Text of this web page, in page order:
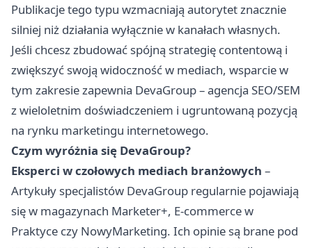
Publikacje tego typu wzmacniają autorytet znacznie
silniej niż działania wyłącznie w kanałach własnych.
Jeśli chcesz zbudować spójną strategię contentową i
zwiększyć swoją widoczność w mediach, wsparcie w
tym zakresie zapewnia DevaGroup – agencja SEO/SEM
z wieloletnim doświadczeniem i ugruntowaną pozycją
na rynku marketingu internetowego.
Czym wyróżnia się DevaGroup?
Eksperci w czołowych mediach branżowych –
Artykuły specjalistów DevaGroup regularnie pojawiają
się w magazynach Marketer+, E-commerce w
Praktyce czy NowyMarketing. Ich opinie są brane pod